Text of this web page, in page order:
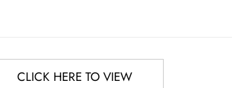
CLICK HERE TO VIEW